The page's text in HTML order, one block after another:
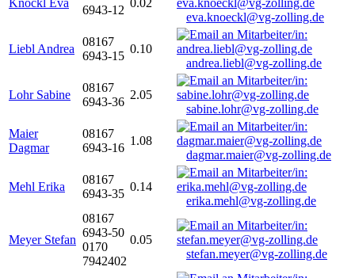
Knöckl Eva
6943-12
0.02
eva.knoeckl@vg-zolling.de
Liebl Andrea
08167
6943-15
0.10
andrea.liebl@vg-zolling.de
Lohr Sabine
08167
6943-36
2.05
sabine.lohr@vg-zolling.de
Maier
Dagmar
08167
6943-16
1.08
dagmar.maier@vg-zolling.de
Mehl Erika
08167
6943-35
0.14
erika.mehl@vg-zolling.de
Meyer Stefan
08167
6943-50
0170
7942402
0.05
stefan.meyer@vg-zolling.de